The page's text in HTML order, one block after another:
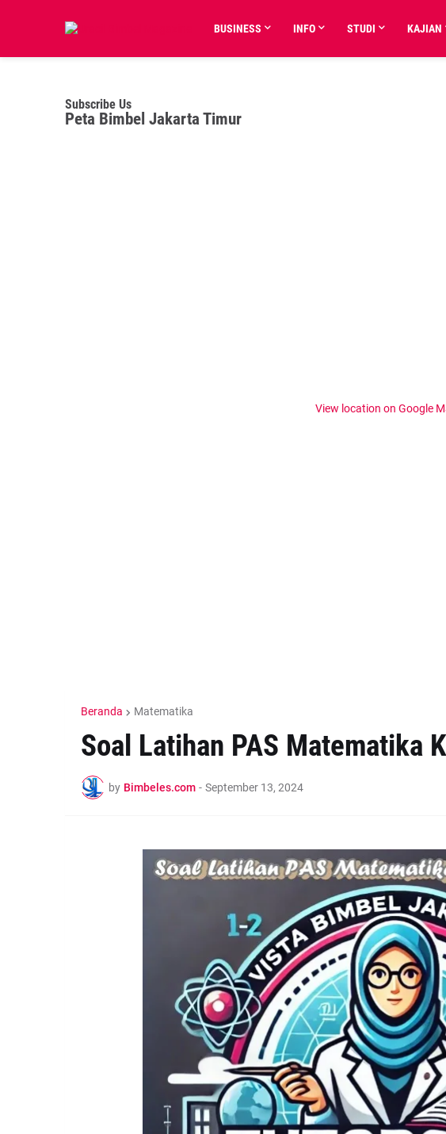
BUSINESS INFO STUDI KAJIAN
Subscribe Us
Peta Bimbel Jakarta Timur
View location on Google
Beranda Matematika
Soal Latihan PAS Matematika
by Bimbeles.com - September 13, 2024